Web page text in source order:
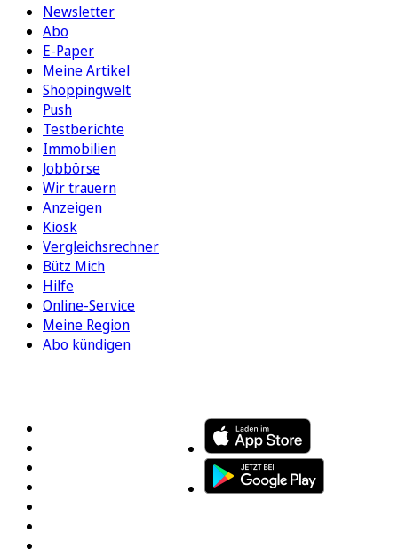
Newsletter
Abo
E-Paper
Meine Artikel
Shoppingwelt
Push
Testberichte
Immobilien
Jobbörse
Wir trauern
Anzeigen
Kiosk
Vergleichsrechner
Bütz Mich
Hilfe
Online-Service
Meine Region
Abo kündigen